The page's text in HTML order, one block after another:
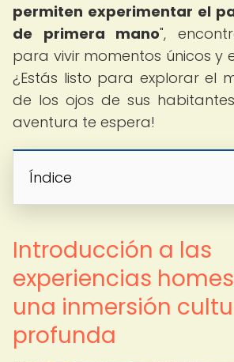
permiten experimentar el
de primera mano",
para vivir momentos únicos y
¿Estás listo para explorar el
de los ojos de sus
aventura te espera!
Índice
Introducción a las
experiencias
una inmersión
profunda